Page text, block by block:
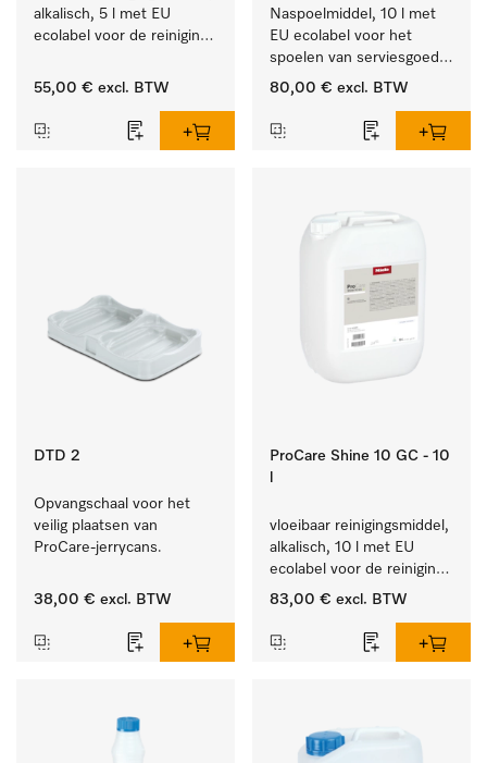
alkalisch, 5 l met EU
ecolabel voor de reiniging
serviesgoed, bestek en
55,00 € excl. BTW
Naspoelmiddel, 10 l met
EU ecolabel voor het
spoelen van serviesgoed,
bestek en glazen.
80,00 € excl. BTW
DTD 2
Opvangschaal voor het
veilig plaatsen van
ProCare-jerrycans.
38,00 € excl. BTW
ProCare Shine 10 GC - 10
vloeibaar reinigingsmiddel,
alkalisch, 10 l met EU
ecolabel voor de reiniging
van alledaags vuil op
glazen.
83,00 € excl. BTW